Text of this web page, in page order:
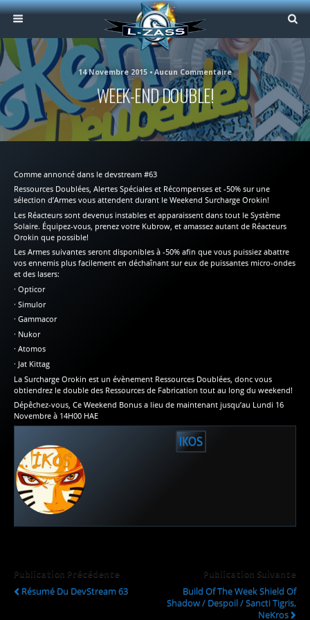
14 Novembre 2015 • Aucun Commentaire
WEEK-END DOUBLE!
Comme annoncé dans le devstream #63
Ressources Doublées, Alertes Spéciales et Récompenses et -50% sur une
sélection d’Armes vous attendent durant le Weekend Surcharge Orokin!
Les Réacteurs sont devenus instables et apparaissent dans tout le Système
Solaire. Équipez-vous, prenez votre Kubrow, et amassez autant de Réacteurs
Orokin que possible!
Les Armes suivantes seront disponibles à -50% afin que vous puissiez abattre
vos ennemis plus facilement en déchaînant sur eux de puissantes micro-ondes
et des lasers:
· Opticor
· Simulor
· Gammacor
· Nukor
· Atomos
· Jat Kittag
La Surcharge Orokin est un évènement Ressources Doublées, donc vous
obtiendrez le double des Ressources de Fabrication tout au long du weekend!
Dépêchez-vous, Ce Weekend Bonus a lieu de maintenant jusqu’au Lundi 16
Novembre à 14H00 HAE
IKOS
Publication Précédente
Résumé Du DevStream 63
Publication Suivante
Build Of The Week Shield Of
Shadow / Despoil / Sancti Tigris,
NeKros